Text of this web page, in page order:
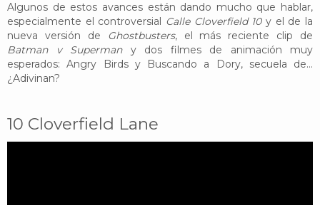
Algunos de estos avances están dando mucho que hablar,
especialmente el controversial Calle Cloverfield 10y el de la
nueva versión de Ghostbusters, el más reciente clip de
Batman v Supermany dos filmes de animación muy
esperados: Angry Birds y Buscando a Dory, secuela de...
¿Adivinan?
10 Cloverfield Lane